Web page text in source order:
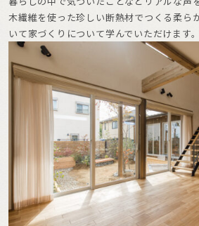
木繊維を使った珍しい断熱材でつくる柔ら
いて家づくりについて学んでいただけます。